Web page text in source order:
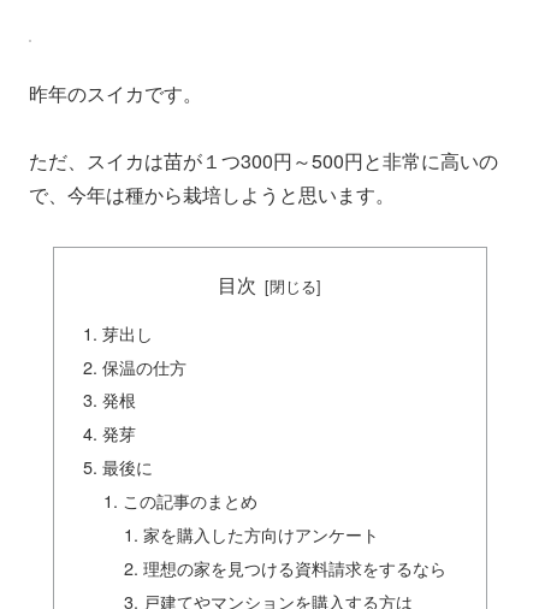
昨年のスイカです。
ただ、スイカは苗が１つ300円～500円と非常に高いの
で、今年は種から栽培しようと思います。
目次
芽出し
保温の仕方
発根
発芽
最後に
この記事のまとめ
家を購入した方向けアンケート
理想の家を見つける資料請求をするなら
戸建てやマンションを購入する方は